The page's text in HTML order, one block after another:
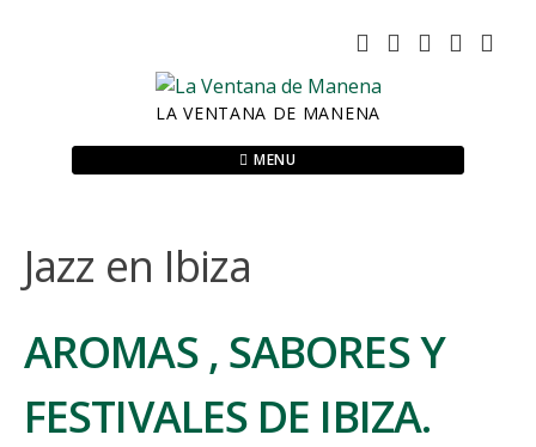
LA VENTANA DE MANENA
MENU
Jazz en Ibiza
AROMAS , SABORES Y
FESTIVALES DE IBIZA.